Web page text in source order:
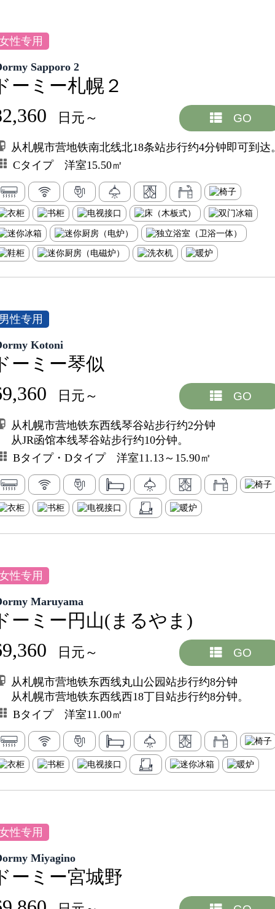
性专用
Sapporo 2
ーミー札幌２
日元～ GO
从札幌市营地铁南北线北18条站步行约4分钟即可到达
Cタイプ 洋室15.50㎡
性专用
Kotoni
ーミー琴似
日元～ GO
从札幌市营地铁东西线琴谷站步行约2分钟
从JR函馆本线琴谷站步行约10分钟。
Bタイプ・Dタイプ 洋室11.13～15.90㎡
性专用
Maruyama
ーミー円山(まるやま)
日元～ GO
从札幌市营地铁东西线丸山公园站步行约8分钟
从札幌市营地铁东西线西18丁目站步行约8分钟。
Bタイプ 洋室11.00㎡
性专用
Miyagino
ーミー宮城野